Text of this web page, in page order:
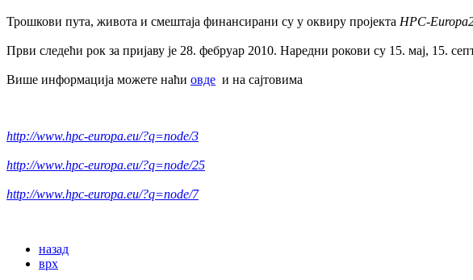
Трошкови пута, живота и смештаја финансирани су у оквиру пројекта HPC-
Први следећи рок за пријаву је 28. фебруар 2010. Наредни рокови су 15. мај, 15.
Више информација можете наћи овде и на сајтовима
http://www.hpc-europa.eu/?q=node/3
http://www.hpc-europa.eu/?q=node/25
http://www.hpc-europa.eu/?q=node/7
назад
врх